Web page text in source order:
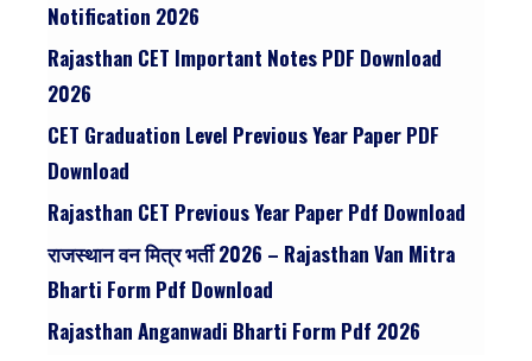
Notification 2026
Rajasthan CET Important Notes PDF Download
2026
CET Graduation Level Previous Year Paper PDF
Download
Rajasthan CET Previous Year Paper Pdf Download
राजस्थान वन मित्र भर्ती 2026 – Rajasthan Van Mitra
Bharti Form Pdf Download
Rajasthan Anganwadi Bharti Form Pdf 2026